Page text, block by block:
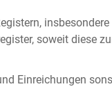
soweit diese
Einreichungen